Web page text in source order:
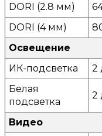
DORI (2.8 мм)
DORI (4 мм)
Освещение
ИК-подсветка
2
Белая
подсветка
2
Видео